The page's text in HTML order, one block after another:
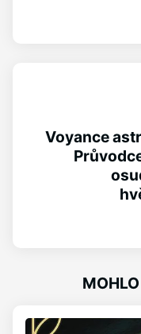
Voyance